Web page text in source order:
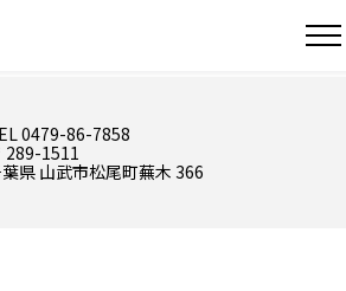
0479-86-7858
289-1511
県 山武市松尾町蕪木 366